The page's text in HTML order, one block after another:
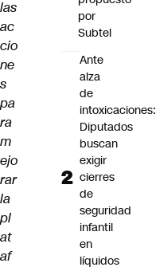
las
ac
cio
ne
s
pa
ra
m
ejo
rar
la
pl
at
af
por
Subtel
Ante
alza
de
intoxicaciones:
Diputados
buscan
exigir
cierres
de
seguridad
infantil
en
líquidos